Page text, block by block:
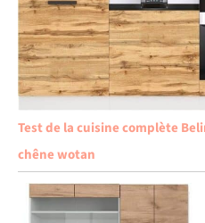
Test de la cuisine complète
chêne wotan